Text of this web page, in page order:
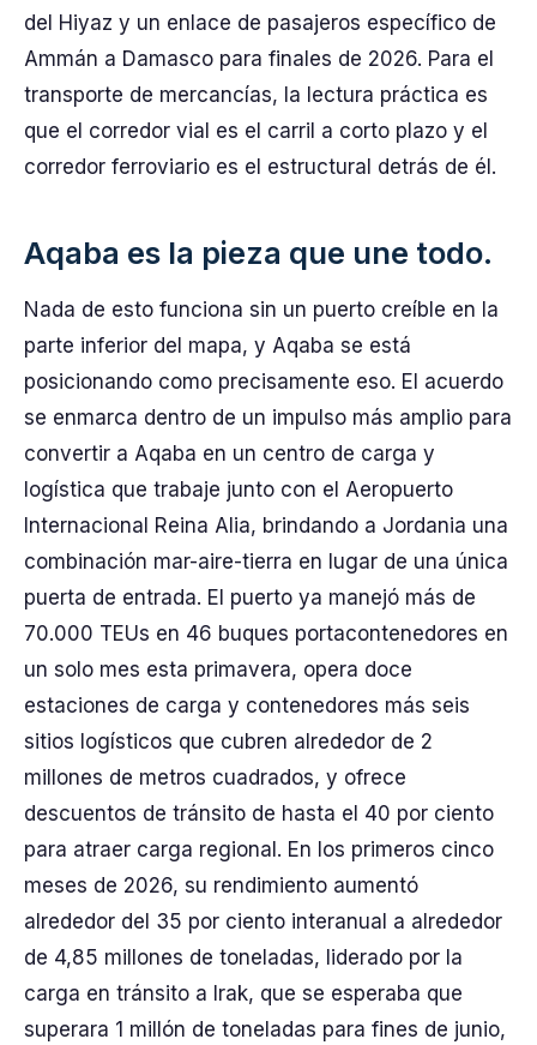
del Hiyaz y un enlace de pasajeros específico de
Ammán a Damasco para finales de 2026. Para el
transporte de mercancías, la lectura práctica es
que el corredor vial es el carril a corto plazo y el
corredor ferroviario es el estructural detrás de él.
Aqaba es la pieza que une todo.
Nada de esto funciona sin un puerto creíble en la
parte inferior del mapa, y Aqaba se está
posicionando como precisamente eso. El acuerdo
se enmarca dentro de un impulso más amplio para
convertir a Aqaba en un centro de carga y
logística que trabaje junto con el Aeropuerto
Internacional Reina Alia, brindando a Jordania una
combinación mar-aire-tierra en lugar de una única
puerta de entrada. El puerto ya manejó más de
70.000 TEUs en 46 buques portacontenedores en
un solo mes esta primavera, opera doce
estaciones de carga y contenedores más seis
sitios logísticos que cubren alrededor de 2
millones de metros cuadrados, y ofrece
descuentos de tránsito de hasta el 40 por ciento
para atraer carga regional. En los primeros cinco
meses de 2026, su rendimiento aumentó
alrededor del 35 por ciento interanual a alrededor
de 4,85 millones de toneladas, liderado por la
carga en tránsito a Irak, que se esperaba que
superara 1 millón de toneladas para fines de junio,